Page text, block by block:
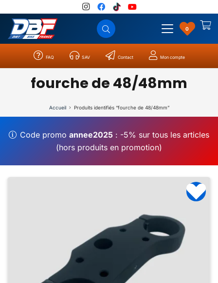
0
FAQ SAV Contact Mon compte
fourche de 48/48mm
Accueil Produits identifiés “fourche de 48/48mm”
Code promo annee2025: -5% sur tous les articles
(hors produits en promotion)
Catégories Résultats